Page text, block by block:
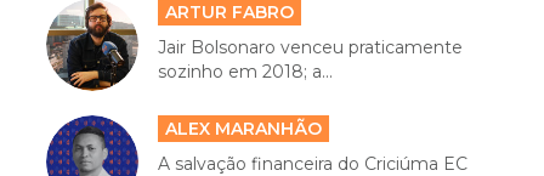
ARTUR FABRO
Jair Bolsonaro venceu praticamente
sozinho em 2018; a...
ALEX MARANHÃO
A salvação financeira do Criciúma EC